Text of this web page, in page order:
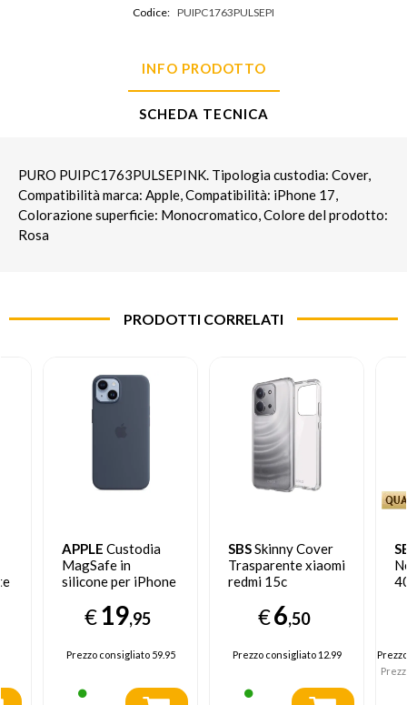
Codice: PUIPC1763PULSEPI
INFO PRODOTTO
SCHEDA TECNICA
PURO PUIPC1763PULSEPINK. Tipologia custodia: Cover,
Compatibilità marca: Apple, Compatibilità: iPhone 17,
Colorazione superficie: Monocromatico, Colore del prodotto:
Rosa
PRODOTTI CORRELATI
APPLE Custodia
MagSafe in
silicone per iPhone
€19,95
Prezzo consigliato59.95
SBSSkinny Cover
Trasparente xiaomi
redmi 15c
€6,50
Prezzo consigliato12.99